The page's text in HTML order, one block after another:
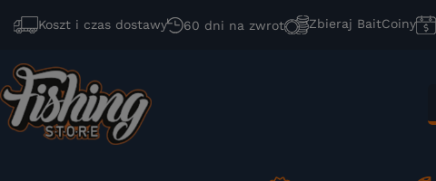
Koszt i czas dostawy 60 dni na zwrot Zbieraj BaitCoiny